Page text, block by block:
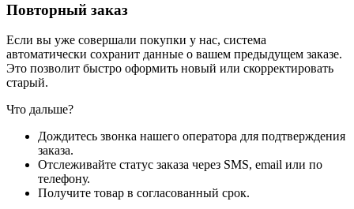
Повторный заказ
Если вы уже совершали покупки у нас, система
автоматически сохранит данные о вашем предыдущем заказе.
Это позволит быстро оформить новый или скорректировать
старый.
Что дальше?
Дождитесь звонка нашего оператора для подтверждения
заказа.
Отслеживайте статус заказа через SMS, email или по
телефону.
Получите товар в согласованный срок.